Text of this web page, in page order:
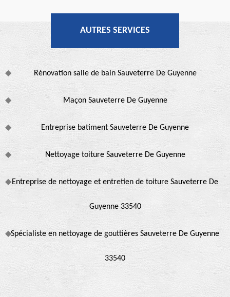
AUTRES SERVICES
Rénovation salle de bain Sauveterre De Guyenne
Maçon Sauveterre De Guyenne
Entreprise batiment Sauveterre De Guyenne
Nettoyage toiture Sauveterre De Guyenne
Entreprise de nettoyage et entretien de toiture Sauveterre De
Guyenne 33540
Spécialiste en nettoyage de gouttières Sauveterre De Guyenne
33540